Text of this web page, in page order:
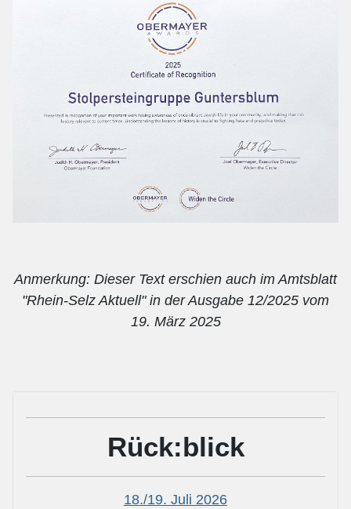
Anmerkung: Dieser Text erschien auch im Amtsblatt
"Rhein-Selz Aktuell" in der Ausgabe 12/2025 vom
19. März 2025
Rück:blick
18./19. Juli 2026